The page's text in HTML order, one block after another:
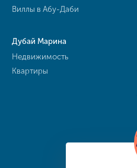
Виллы в Абу-Даби
Дубай Марина
Недвижимость
Квартиры